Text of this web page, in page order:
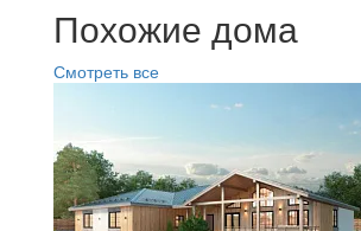
Похожие дома
Смотреть все